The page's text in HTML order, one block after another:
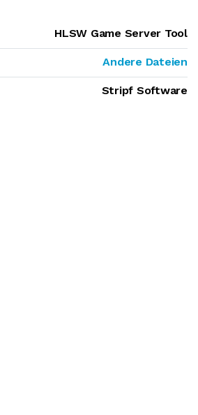
HLSW Game Server Tool
Andere Dateien
Stripf Software